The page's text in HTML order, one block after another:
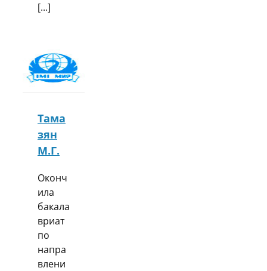
[...]
Тама
зян
М.Г.
Оконч
ила
бакала
вриат
по
напра
влени